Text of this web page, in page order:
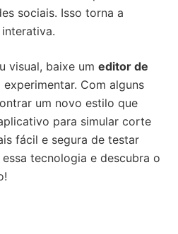
sociais. Isso torna a
visual, baixe um editor de
Com alguns
um novo estilo que
para simular corte
fácil e segura de testar
tecnologia e descubra o